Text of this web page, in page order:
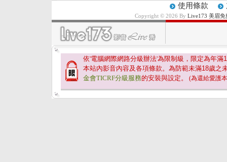
使用條款
Copyright © 2026 By Live173 美眉
依'電腦網際網路分級辦法'為限制級，限定為年滿
本站內影音內容及各項條款。為防範未滿18歲之
金會TICRF分級服務的安裝與設定。 (為還給愛護